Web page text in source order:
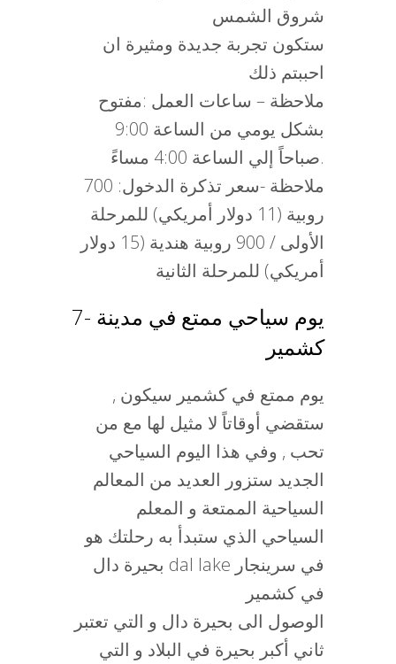
شروق الشمس
ستكون تجربة جديدة ومثيرة ان
احببتم ذلك
ملاحظة – ساعات العمل :مفتوح
بشكل يومي من الساعة 9:00
صباحاً إلي الساعة 4:00 مساءً.
ملاحظة -سعر تذكرة الدخول: 700
روبية (11 دولار أمريكي) للمرحلة
الأولى / 900 روبية هندية (15 دولار
أمريكي) للمرحلة الثانية
7- يوم سياحي ممتع في مدينة
كشمير
يوم ممتع في كشمير سيكون ,
ستقضي أوقاتاً لا مثيل لها مع من
تحب , وفي هذا اليوم السياحي
الجديد ستزور العديد من المعالم
السياحية الممتعة و المعلم
السياحي الذي ستبدأ به رحلتك هو
بحيرة دال dal lake في سرينجار
في كشمير
الوصول الى بحيرة دال و التي تعتبر
ثاني أكبر بحيرة في البلاد و التي